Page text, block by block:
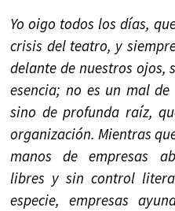
Yo oigo todos los días,
crisis del teatro, y
delante de nuestros ojos,
esencia; no es un mal
sino de profunda raíz,
organización. Mientras
manos de empresas
libres y sin control
especie, empresas